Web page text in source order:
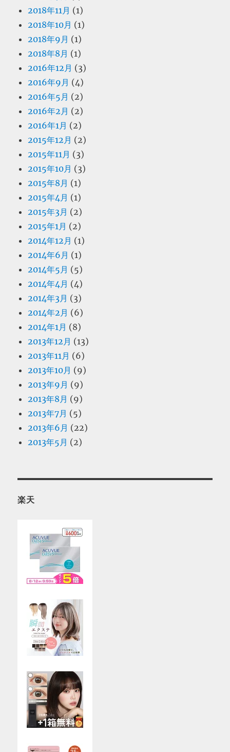
2018年11月 (1)
2018年10月 (1)
2018年9月 (1)
2018年8月 (1)
2016年12月 (3)
2016年9月 (4)
2016年5月 (2)
2016年2月 (2)
2016年1月 (2)
2015年12月 (2)
2015年11月 (3)
2015年10月 (3)
2015年8月 (1)
2015年4月 (1)
2015年3月 (2)
2015年1月 (2)
2014年12月 (1)
2014年6月 (1)
2014年5月 (5)
2014年4月 (4)
2014年3月 (3)
2014年2月 (6)
2014年1月 (8)
2013年12月 (13)
2013年11月 (6)
2013年10月 (9)
2013年9月 (9)
2013年8月 (9)
2013年7月 (5)
2013年6月 (22)
2013年5月 (2)
楽天